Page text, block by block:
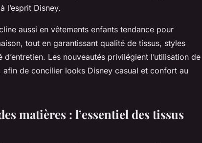
l’esprit Disney.
aussi en vêtements enfants tendance pour
tout en garantissant qualité de tissus, styles
Les nouveautés privilégient l’utilisation de
de concilier looks Disney casual et confort au
matières : l’essentiel des tissus